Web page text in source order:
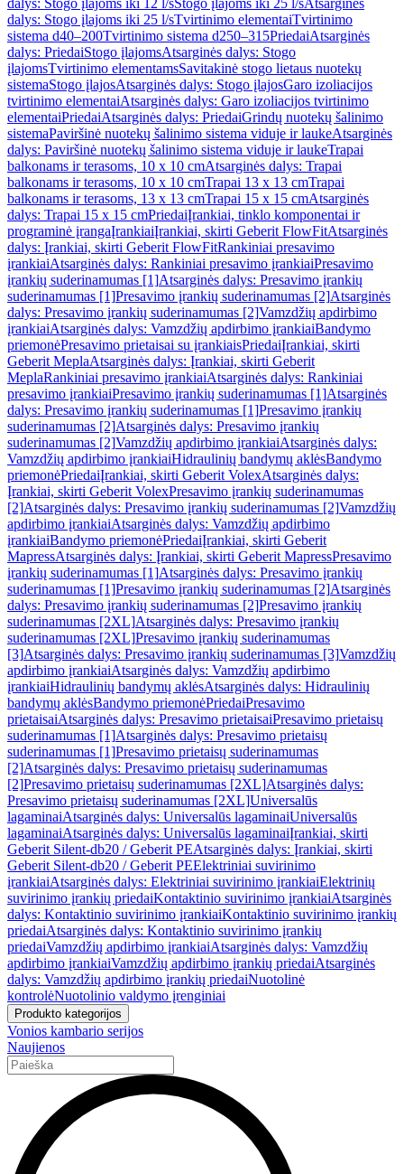
dalys: Stogo įlajoms iki 12 l/sStogo įlajoms iki 25 l/sAtsarginės
dalys: Stogo įlajoms iki 25 l/sTvirtinimo elementaiTvirtinimo
sistema d40–200Tvirtinimo sistema d250–315PriedaiAtsarginės
dalys: PriedaiStogo įlajomsAtsarginės dalys: Stogo
įlajomsTvirtinimo elementamsSavitakinė stogo lietaus nuotekų
sistemaStogo įlajosAtsarginės dalys: Stogo įlajosGaro izoliacijos
tvirtinimo elementaiAtsarginės dalys: Garo izoliacijos tvirtinimo
elementaiPriedaiAtsarginės dalys: PriedaiGrindų nuotekų šalinimo
sistemaPaviršinė nuotekų šalinimo sistema viduje ir laukeAtsarginės
dalys: Paviršinė nuotekų šalinimo sistema viduje ir laukeTrapai
balkonams ir terasoms, 10 x 10 cmAtsarginės dalys: Trapai
balkonams ir terasoms, 10 x 10 cmTrapai 13 x 13 cmTrapai
balkonams ir terasoms, 13 x 13 cmTrapai 15 x 15 cmAtsarginės
dalys: Trapai 15 x 15 cmPriedaiĮrankiai, tinklo komponentai ir
programinė įrangaĮrankiaiĮrankiai, skirti Geberit FlowFitAtsarginės
dalys: Įrankiai, skirti Geberit FlowFitRankiniai presavimo
įrankiaiAtsarginės dalys: Rankiniai presavimo įrankiaiPresavimo
įrankių suderinamumas [1]Atsarginės dalys: Presavimo įrankių
suderinamumas [1]Presavimo įrankių suderinamumas [2]Atsarginės
dalys: Presavimo įrankių suderinamumas [2]Vamzdžių apdirbimo
įrankiaiAtsarginės dalys: Vamzdžių apdirbimo įrankiaiBandymo
priemonėPresavimo prietaisai su įrankiaisPriedaiĮrankiai, skirti
Geberit MeplaAtsarginės dalys: Įrankiai, skirti Geberit
MeplaRankiniai presavimo įrankiaiAtsarginės dalys: Rankiniai
presavimo įrankiaiPresavimo įrankių suderinamumas [1]Atsarginės
dalys: Presavimo įrankių suderinamumas [1]Presavimo įrankių
suderinamumas [2]Atsarginės dalys: Presavimo įrankių
suderinamumas [2]Vamzdžių apdirbimo įrankiaiAtsarginės dalys:
Vamzdžių apdirbimo įrankiaiHidraulinių bandymų aklėsBandymo
priemonėPriedaiĮrankiai, skirti Geberit VolexAtsarginės dalys:
Įrankiai, skirti Geberit VolexPresavimo įrankių suderinamumas
[2]Atsarginės dalys: Presavimo įrankių suderinamumas [2]Vamzdžių
apdirbimo įrankiaiAtsarginės dalys: Vamzdžių apdirbimo
įrankiaiBandymo priemonėPriedaiĮrankiai, skirti Geberit
MapressAtsarginės dalys: Įrankiai, skirti Geberit MapressPresavimo
įrankių suderinamumas [1]Atsarginės dalys: Presavimo įrankių
suderinamumas [1]Presavimo įrankių suderinamumas [2]Atsarginės
dalys: Presavimo įrankių suderinamumas [2]Presavimo įrankių
suderinamumas [2XL]Atsarginės dalys: Presavimo įrankių
suderinamumas [2XL]Presavimo įrankių suderinamumas
[3]Atsarginės dalys: Presavimo įrankių suderinamumas [3]Vamzdžių
apdirbimo įrankiaiAtsarginės dalys: Vamzdžių apdirbimo
įrankiaiHidraulinių bandymų aklėsAtsarginės dalys: Hidraulinių
bandymų aklėsBandymo priemonėPriedaiPresavimo
prietaisaiAtsarginės dalys: Presavimo prietaisaiPresavimo prietaisų
suderinamumas [1]Atsarginės dalys: Presavimo prietaisų
suderinamumas [1]Presavimo prietaisų suderinamumas
[2]Atsarginės dalys: Presavimo prietaisų suderinamumas
[2]Presavimo prietaisų suderinamumas [2XL]Atsarginės dalys:
Presavimo prietaisų suderinamumas [2XL]Universalūs
lagaminaiAtsarginės dalys: Universalūs lagaminaiUniversalūs
lagaminaiAtsarginės dalys: Universalūs lagaminaiĮrankiai, skirti
Geberit Silent-db20 / Geberit PEAtsarginės dalys: Įrankiai, skirti
Geberit Silent-db20 / Geberit PEElektriniai suvirinimo
įrankiaiAtsarginės dalys: Elektriniai suvirinimo įrankiaiElektrinių
suvirinimo įrankių priedaiKontaktinio suvirinimo įrankiaiAtsarginės
dalys: Kontaktinio suvirinimo įrankiaiKontaktinio suvirinimo įrankių
priedaiAtsarginės dalys: Kontaktinio suvirinimo įrankių
priedaiVamzdžių apdirbimo įrankiaiAtsarginės dalys: Vamzdžių
apdirbimo įrankiaiVamzdžių apdirbimo įrankių priedaiAtsarginės
dalys: Vamzdžių apdirbimo įrankių priedaiNuotolinė
kontrolėNuotolinio valdymo įrenginiai
Produkto kategorijos
Vonios kambario serijos
Naujienos